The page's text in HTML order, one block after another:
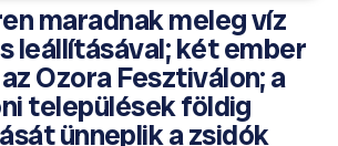
maradnak meleg víz
leállításával; két ember
Ozora Fesztiválon; a
települések földig
ünneplik a zsidók